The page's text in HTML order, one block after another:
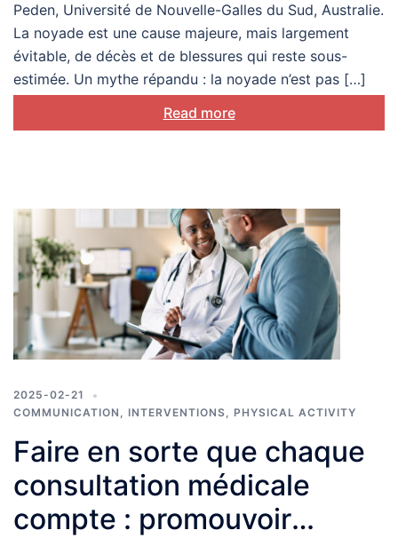
Peden, Université de Nouvelle-Galles du Sud, Australie.
La noyade est une cause majeure, mais largement
évitable, de décès et de blessures qui reste sous-
estimée. Un mythe répandu : la noyade n’est pas […]
Read more
2025-02-21
COMMUNICATION , INTERVENTIONS, PHYSICAL ACTIVITY
Faire en sorte que chaque
consultation médicale
compte : promouvoir